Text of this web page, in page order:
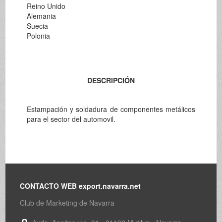
Reino Unido
Alemania
Suecia
Polonia
DESCRIPCIÓN
Estampación y soldadura de componentes metálicos
para el sector del automovil.
CONTACTO WEB export.navarra.net
Club de Marketing de Navarra